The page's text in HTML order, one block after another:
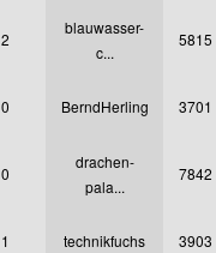
2
blauwasser-
c...
5815
0 BerndHerling 3701
0
drachen-
pala...
7842
1 technikfuchs 3903